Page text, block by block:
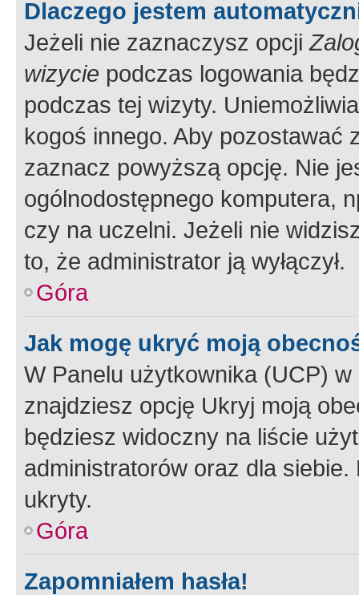
Dlaczego jestem
Jeżeli nie zaznaczysz opcji
wizycie podczas logowania
podczas tej wizyty.
kogoś innego. Aby pozostawać
zaznacz powyższą opcję. Nie
ogólnodostępnego komputera,
czy na uczelni. Jeżeli nie
to, że administrator ją wyłączył.
Góra
Jak mogę ukryć moją
W Panelu użytkownika (UCP) w
znajdziesz opcję Ukryj moją
będziesz widoczny na liście
administratorów oraz dla
ukryty.
Góra
Zapomniałem hasła!